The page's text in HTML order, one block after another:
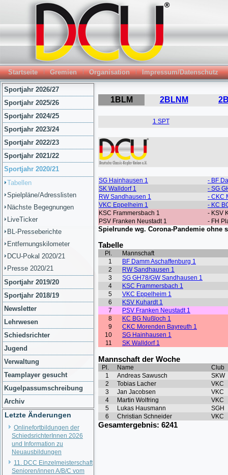
Startseite Gremien Organisation Impressum/Datenschutz
Sportjahr 2026/27
Sportjahr 2025/26
Sportjahr 2024/25
Sportjahr 2023/24
Sportjahr 2022/23
Sportjahr 2021/22
Sportjahr 2020/21
Tabellen
Spielpläne/Adresslisten
Nächste Begegnungen
LiveTicker
BL-Presseberichte
Entfernungskilometer
DCU-Pokal 2020/21
Presse 2020/21
Sportjahr 2019/20
Sportjahr 2018/19
Newsletter
Lehrwesen
Schiedsrichter
Jugend
Verwaltung
Teamplayer gesucht
Kugelpassumschreibung
Archiv
Letzte Änderungen
Onlinefortbildungen der
SchiedsrichterInnen 2026
und Information zu
Neuausbildungen
11. DCC Einzelmeisterschaft
Senioren/innen A/B/C vom